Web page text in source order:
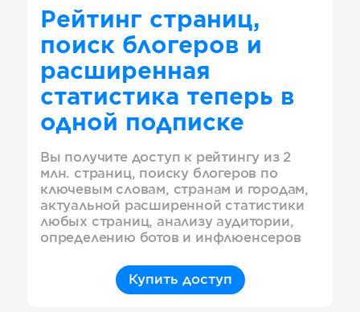
Рейтинг страниц,
поиск блогеров и
расширенная
статистика теперь в
одной подписке
Вы получите доступ к рейтингу из 2
млн. страниц, поиску блогеров по
ключевым словам, странам и городам,
актуальной расширенной статистики
любых страниц, анализу аудитории,
определению ботов и инфлюенсеров
Купить доступ